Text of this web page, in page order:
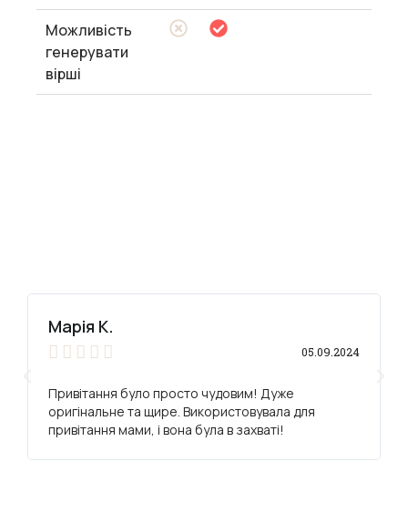
Можливість
генерувати
вірші
Марія К.
     05.09.2024
Привітання було просто чудовим! Дуже
оригінальне та щире. Використовувала для
привітання мами, і вона була в захваті!